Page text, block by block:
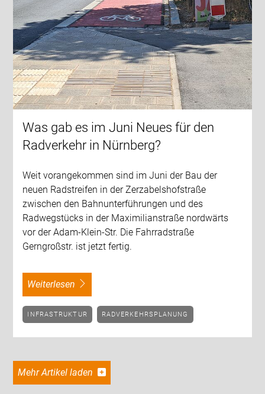
Was gab es im Juni Neues für den
Radverkehr in Nürnberg?
Weit vorangekommen sind im Juni der Bau der
neuen Radstreifen in der Zerzabelshofstraße
zwischen den Bahnunterführungen und des
Radwegstücks in der Maximilianstraße nordwärts
vor der Adam-Klein-Str. Die Fahrradstraße
Gerngroßstr. ist jetzt fertig.
weiterlesen
INFRASTRUKTUR RADVERKEHRSPLANUNG
Mehr Artikel laden